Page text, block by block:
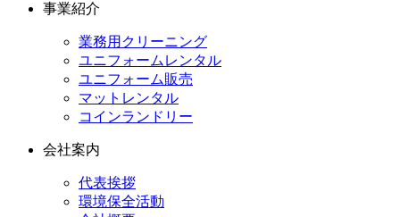
事業紹介
業務用クリーニング
ユニフォームレンタル
ユニフォーム販売
マットレンタル
コインランドリー
会社案内
代表挨拶
環境保全活動